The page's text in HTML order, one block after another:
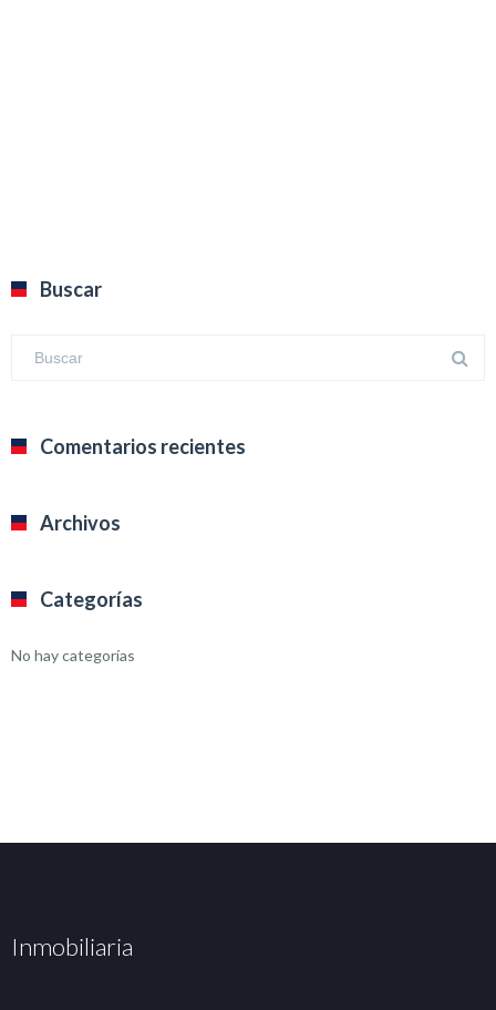
Buscar
Comentarios recientes
Archivos
Categorías
No hay categorías
Inmobiliaria